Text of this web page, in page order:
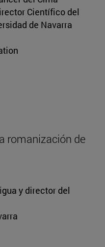
Científico del
de Navarra
romanización de
y director del